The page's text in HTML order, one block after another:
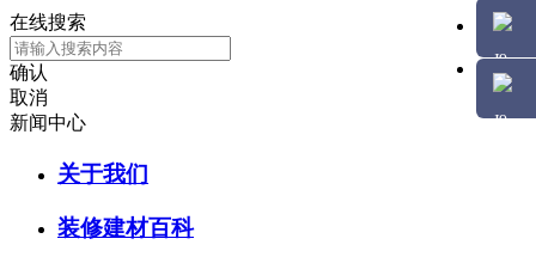
在线搜索
确认
取消
新闻中心
关于我们
装修建材百科